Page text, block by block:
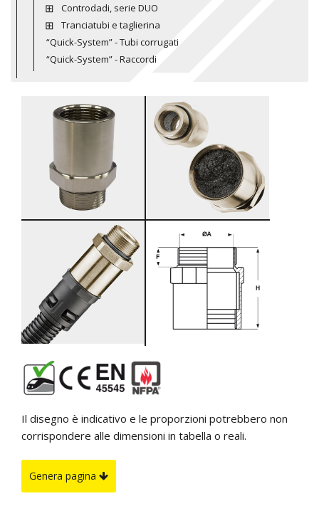
Controdadi, serie DUO
Tranciatubi e taglierina
“Quick-System” - Tubi corrugati
“Quick-System” - Raccordi
Il disegno è indicativo e le proporzioni potrebbero non
corrispondere alle dimensioni in tabella o reali.
Genera pagina